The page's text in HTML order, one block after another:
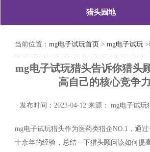
猎头园地
当前位置： mg电子试玩首页 > mg电子试玩 >
mg电子试玩猎头告诉你猎头
高自己的核心竞争
发布时间：2023-04-12 来源： mg电子试玩
mg电子试玩猎头作为医药类猎企NO.1，通
十余年的经验，总结一下猎头顾问该如何提